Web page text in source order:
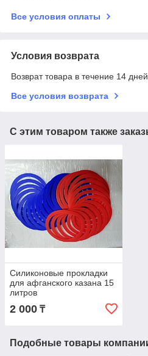
Все условия оплаты
Условия возврата
Возврат товара в течение 14
Все условия возврата
С этим товаром также
Силиконовые прокладки
для афганского казана 15
литров
2 000 ₸
Подобные товары